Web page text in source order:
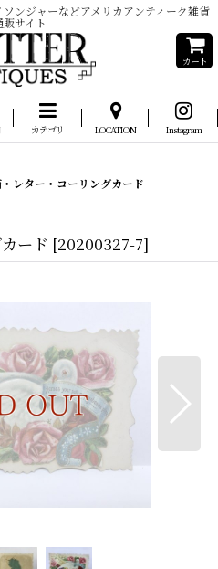
ンジャーなどアメリカアンティーク雑貨
販サイト
カート
カテゴリ LOCATION Instagram
レター・コーリングカード
ード [20200327-7]